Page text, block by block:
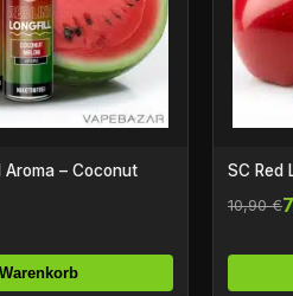
Aroma – Coconut
SC Red
10,90 €